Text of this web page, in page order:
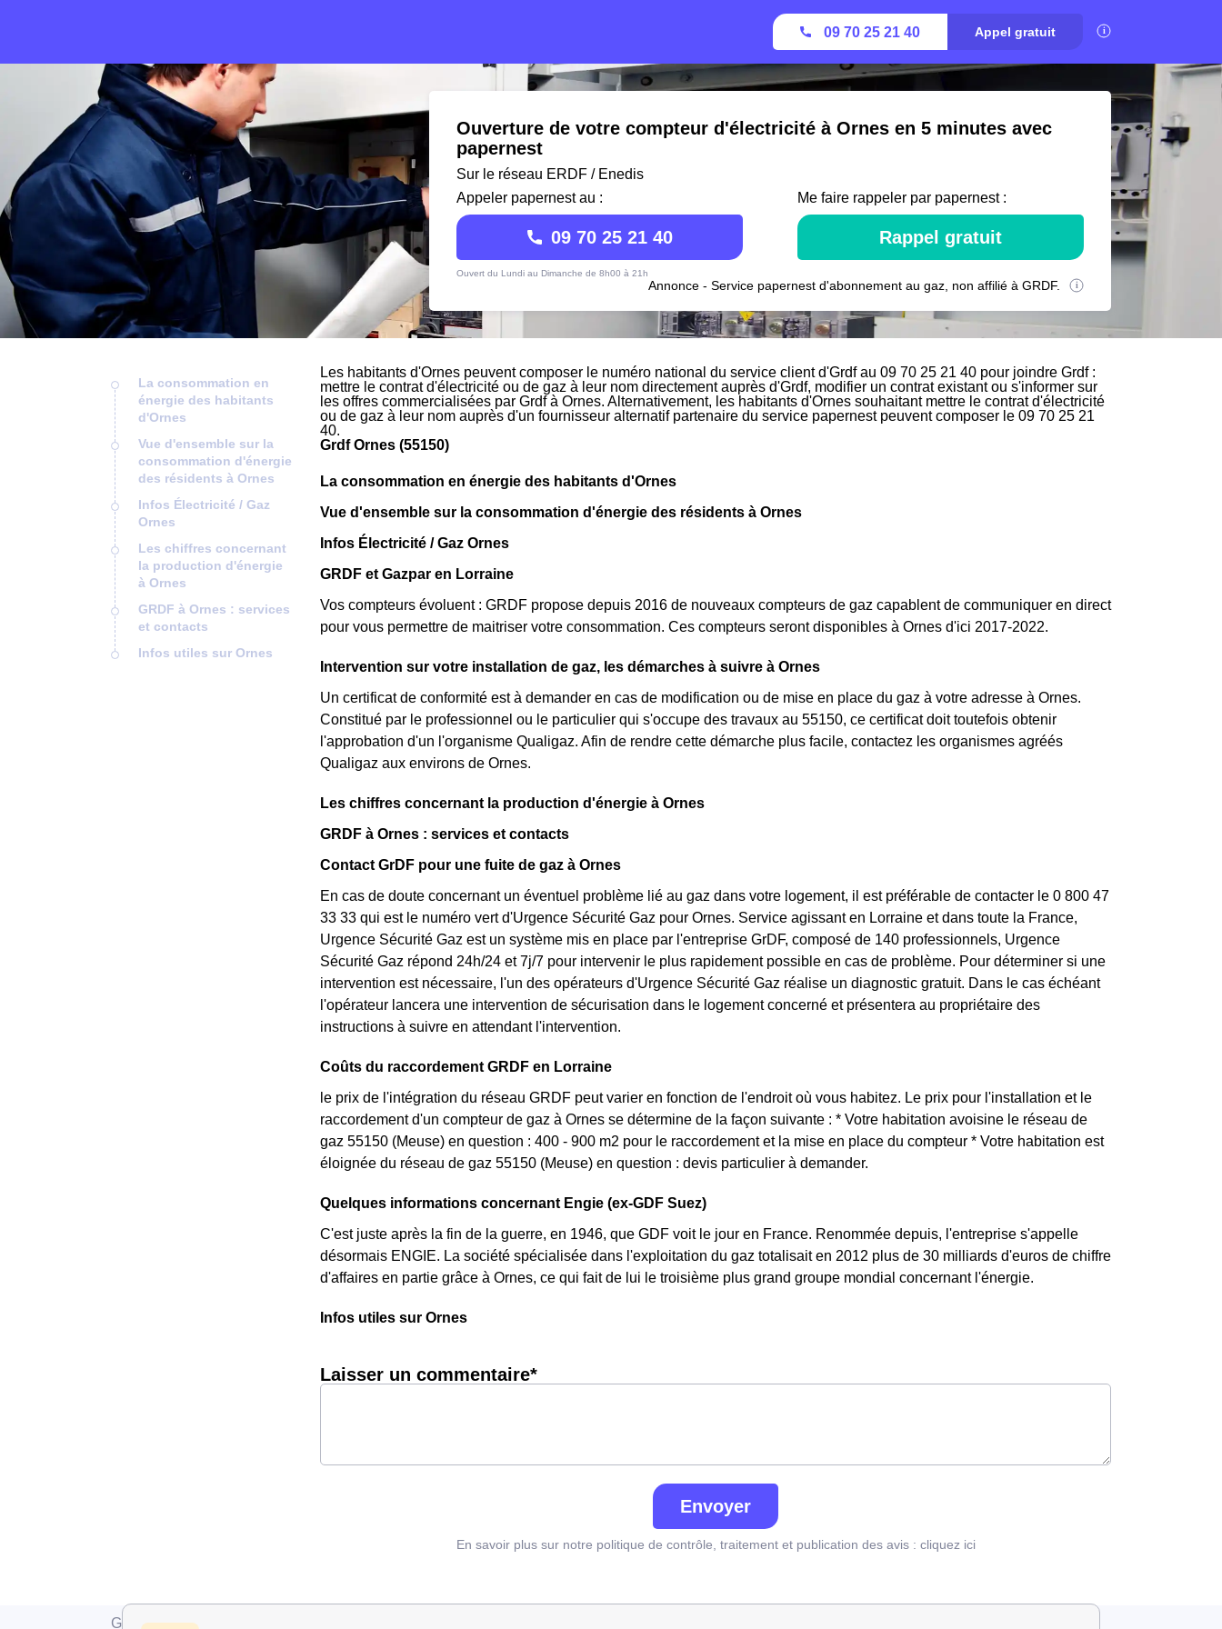
09 70 25 21 40 Appel gratuit
Ouverture de votre compteur d'électricité à Ornes en 5 minutes avec
papernest
Sur le réseau ERDF / Enedis
Appeler papernest au :
09 70 25 21 40
Ouvert du Lundi au Dimanche de 8h00 à 21h
Me faire rappeler par papernest :
Rappel gratuit
Annonce - Service papernest d'abonnement au gaz, non affilié à GRDF.
La consommation en
énergie des habitants
d'Ornes
Vue d'ensemble sur la
consommation d'énergie
des résidents à Ornes
Infos Électricité / Gaz
Ornes
Les chiffres concernant
la production d'énergie
à Ornes
GRDF à Ornes : services
et contacts
Infos utiles sur Ornes
Les habitants d'Ornes peuvent composer le numéro national du service client d'Grdf au 09 70 25 21 40 pour joindre Grdf :
mettre le contrat d'électricité ou de gaz à leur nom directement auprès d'Grdf, modifier un contrat existant ou s'informer sur
les offres commercialisées par Grdf à Ornes. Alternativement, les habitants d'Ornes souhaitant mettre le contrat d'électricité
ou de gaz à leur nom auprès d'un fournisseur alternatif partenaire du service papernest peuvent composer le 09 70 25 21
40.
Grdf Ornes (55150)
La consommation en énergie des habitants d'Ornes
Vue d'ensemble sur la consommation d'énergie des résidents à Ornes
Infos Électricité / Gaz Ornes
GRDF et Gazpar en Lorraine
Vos compteurs évoluent : GRDF propose depuis 2016 de nouveaux compteurs de gaz capablent de communiquer en direct
pour vous permettre de maitriser votre consommation. Ces compteurs seront disponibles à Ornes d'ici 2017-2022.
Intervention sur votre installation de gaz, les démarches à suivre à Ornes
Un certificat de conformité est à demander en cas de modification ou de mise en place du gaz à votre adresse à Ornes.
Constitué par le professionnel ou le particulier qui s'occupe des travaux au 55150, ce certificat doit toutefois obtenir
l'approbation d'un l'organisme Qualigaz. Afin de rendre cette démarche plus facile, contactez les organismes agréés
Qualigaz aux environs de Ornes.
Les chiffres concernant la production d'énergie à Ornes
GRDF à Ornes : services et contacts
Contact GrDF pour une fuite de gaz à Ornes
En cas de doute concernant un éventuel problème lié au gaz dans votre logement, il est préférable de contacter le 0 800 47
33 33 qui est le numéro vert d'Urgence Sécurité Gaz pour Ornes. Service agissant en Lorraine et dans toute la France,
Urgence Sécurité Gaz est un système mis en place par l'entreprise GrDF, composé de 140 professionnels, Urgence
Sécurité Gaz répond 24h/24 et 7j/7 pour intervenir le plus rapidement possible en cas de problème. Pour déterminer si une
intervention est nécessaire, l'un des opérateurs d'Urgence Sécurité Gaz réalise un diagnostic gratuit. Dans le cas échéant
l'opérateur lancera une intervention de sécurisation dans le logement concerné et présentera au propriétaire des
instructions à suivre en attendant l'intervention.
Coûts du raccordement GRDF en Lorraine
le prix de l'intégration du réseau GRDF peut varier en fonction de l'endroit où vous habitez. Le prix pour l'installation et le
raccordement d'un compteur de gaz à Ornes se détermine de la façon suivante : * Votre habitation avoisine le réseau de
gaz 55150 (Meuse) en question : 400 - 900 m2 pour le raccordement et la mise en place du compteur * Votre habitation est
éloignée du réseau de gaz 55150 (Meuse) en question : devis particulier à demander.
Quelques informations concernant Engie (ex-GDF Suez)
C'est juste après la fin de la guerre, en 1946, que GDF voit le jour en France. Renommée depuis, l'entreprise s'appelle
désormais ENGIE. La société spécialisée dans l'exploitation du gaz totalisait en 2012 plus de 30 milliards d'euros de chiffre
d'affaires en partie grâce à Ornes, ce qui fait de lui le troisième plus grand groupe mondial concernant l'énergie.
Infos utiles sur Ornes
Laisser un commentaire*
Envoyer
En savoir plus sur notre politique de contrôle, traitement et publication des avis : cliquez ici
Grdf Meuse